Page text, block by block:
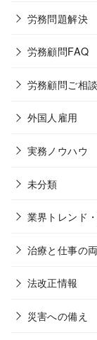
労務問題解決
労務顧問FAQ
労務顧問ご相談
外国人雇用
実務ノウハウ
未分類
業界トレンド
治療と仕事の
法改正情報
災害への備え